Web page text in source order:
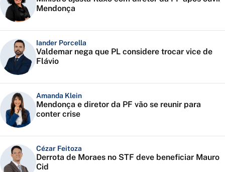
Mendonça
Iander Porcella
Valdemar nega que PL considere trocar vice de
Flávio
Amanda Klein
Mendonça e diretor da PF vão se reunir para
conter crise
Cézar Feitoza
Derrota de Moraes no STF deve beneficiar Mauro
Cid